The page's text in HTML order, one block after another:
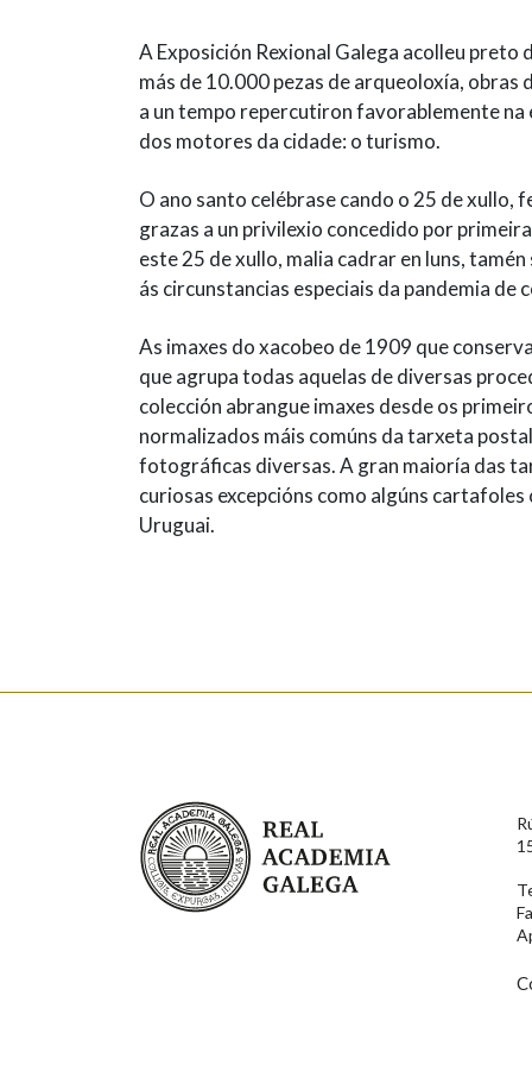
A Exposición Rexional Galega acolleu
más de 10.000 pezas de arqueoloxía,
a un tempo repercutiron favorablemente na
dos motores da cidade: o turismo.
O ano santo celébrase cando o 25 de
grazas a un privilexio concedido por
este 25 de xullo, malia cadrar en luns,
ás circunstancias especiais da pandemia de
As imaxes do xacobeo de 1909 que
que agrupa todas aquelas de diversas
colección abrangue imaxes desde os
normalizados máis comúns da tarxeta
fotográficas diversas. A gran maioría das
curiosas excepcións como algúns cartafoles
Uruguai.
Real Academia Galega